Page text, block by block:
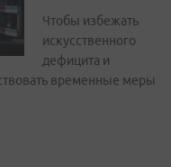
Чтобы избежать
искусственного
дефицита и
временные меры